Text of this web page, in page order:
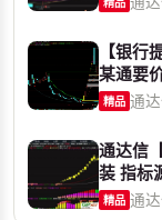
【银行
某通要
精品 通
通达信
装 指标
精品 通